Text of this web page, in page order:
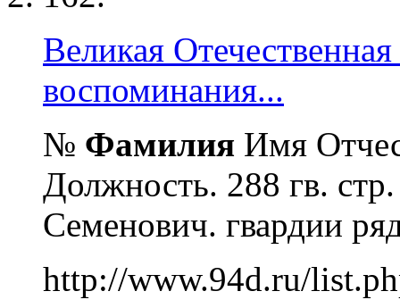
Великая
воспоминания...
№ Фамилия Имя
Должность. 288 гв.
Семенович. гвардии
http://www.94d.ru/